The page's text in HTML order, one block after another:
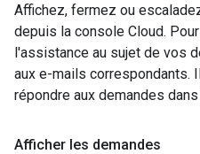
Affichez, fermez ou
depuis la console Cloud.
l'assistance au sujet de vos
aux e-mails correspondants.
répondre aux demandes
Afficher les demandes